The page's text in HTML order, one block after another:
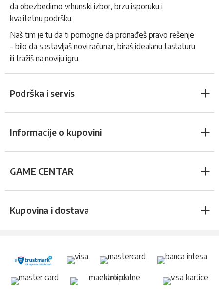
da obezbedimo vrhunski izbor, brzu isporuku i
kvalitetnu podršku.
Naš tim je tu da ti pomogne da pronađeš pravo rešenje
– bilo da sastavljaš novi računar, biraš idealanu tastaturu
ili tražiš najnoviju igru.
Podrška i servis
Informacije o kupovini
GAME CENTAR
Kupovina i dostava